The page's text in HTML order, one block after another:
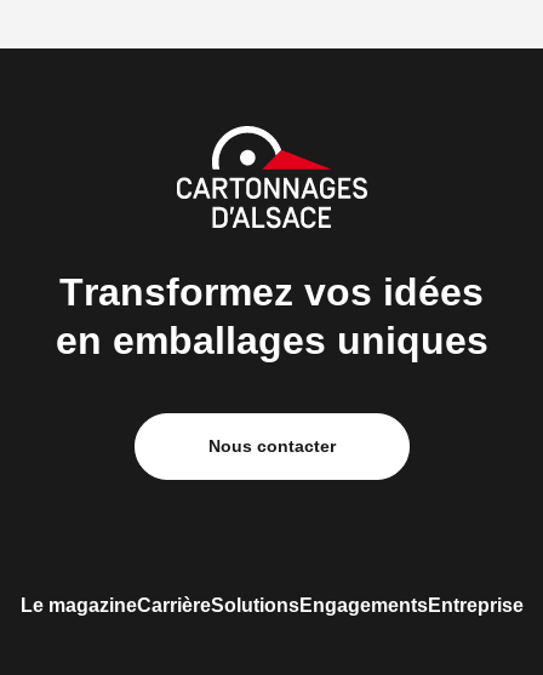
Transformez vos idées
en emballages uniques
Nous contacter
Le magazineCarrièreSolutionsEngagementsEntreprise